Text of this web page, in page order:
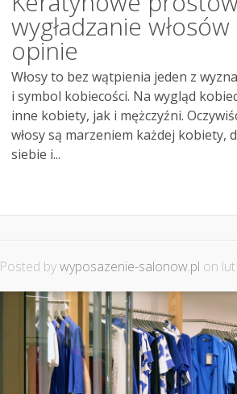
wygładzanie
opinie
Włosy to bez wątpienia jeden z
i symbol kobiecości. Na wygląd
inne kobiety, jak i mężczyźni.
włosy są marzeniem każdej kobiety,
siebie i...
Posted bywyposazenie-salonow.pl on